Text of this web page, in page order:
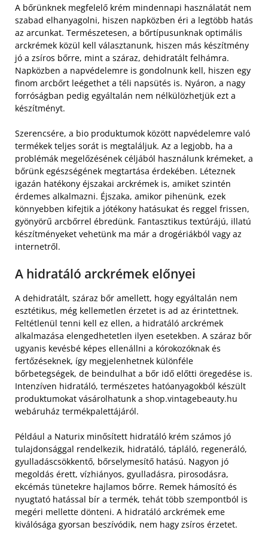
A bőrünknek megfelelő krém mindennapi használatát nem
szabad elhanyagolni, hiszen napközben éri a legtöbb hatás
az arcunkat. Természetesen, a bőrtípusunknak optimális
arckrémek közül kell választanunk, hiszen más készítmény
jó a zsíros bőrre, mint a száraz, dehidratált felhámra.
Napközben a napvédelemre is gondolnunk kell, hiszen egy
finom arcbőrt leégethet a téli napsütés is. Nyáron, a nagy
forróságban pedig egyáltalán nem nélkülözhetjük ezt a
készítményt.
Szerencsére, a bio produktumok között napvédelemre való
termékek teljes sorát is megtaláljuk. Az a legjobb, ha a
problémák megelőzésének céljából használunk krémeket, a
bőrünk egészségének megtartása érdekében. Léteznek
igazán hatékony éjszakai arckrémek is, amiket szintén
érdemes alkalmazni. Éjszaka, amikor pihenünk, ezek
könnyebben kifejtik a jótékony hatásukat és reggel frissen,
gyönyörű arcbőrrel ébredünk. Fantasztikus textúrájú, illatú
készítményeket vehetünk ma már a drogériákból vagy az
internetről.
A hidratáló arckrémek előnyei
A dehidratált, száraz bőr amellett, hogy egyáltalán nem
esztétikus, még kellemetlen érzetet is ad az érintettnek.
Feltétlenül tenni kell ez ellen, a hidratáló arckrémek
alkalmazása elengedhetetlen ilyen esetekben. A száraz bőr
ugyanis kevésbé képes ellenállni a kórokozóknak és
fertőzéseknek, így megjelenhetnek különféle
bőrbetegségek, de beindulhat a bőr idő előtti öregedése is.
Intenzíven hidratáló, természetes hatóanyagokból készült
produktumokat vásárolhatunk a shop.vintagebeauty.hu
webáruház termékpalettájáról.
Például a Naturix minősített hidratáló krém számos jó
tulajdonsággal rendelkezik, hidratáló, tápláló, regeneráló,
gyulladáscsökkentő, bőrselymesítő hatású. Nagyon jó
megoldás érett, vízhiányos, gyulladásra, pirosodásra,
ekcémás tünetekre hajlamos bőrre. Remek hámosító és
nyugtató hatással bír a termék, tehát több szempontból is
megéri mellette dönteni. A hidratáló arckrémek eme
kiválósága gyorsan beszívódik, nem hagy zsíros érzetet.